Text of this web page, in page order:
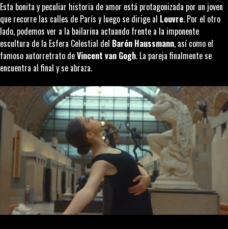
Esta bonita y peculiar historia de amor está protagonizada por un joven
que recorre las calles de París y luego se dirige al Louvre. Por el otro
lado, podemos ver a la bailarina actuando frente a la imponente
escultura de la Esfera Celestial del Barón Haussmann, así como el
famoso autorretrato deVincent van Gogh. La pareja finalmente se
encuentra al final y se abraza.